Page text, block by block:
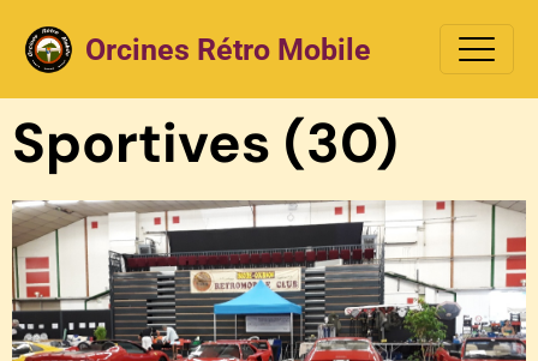
Orcines Rétro Mobile
Sportives (30)